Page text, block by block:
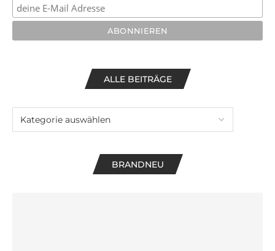
ALLE BEITRÄGE
BRANDNEU